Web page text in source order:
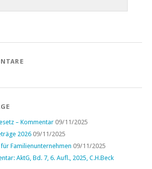
– Kommentar 09/11/2025
2026 09/11/2025
Familienunternehmen 09/11/2025
AktG, Bd. 7, 6. Aufl., 2025, C.H.Beck